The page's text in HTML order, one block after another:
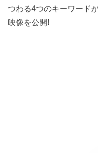
つわる4つのキーワード
映像を公開!